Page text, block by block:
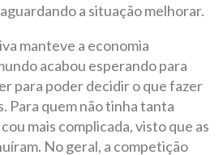
a situação melhorar.
manteve a economia
acabou esperando para
para poder decidir o que fazer
Para quem não tinha tanta
mais complicada, visto que as
No geral, a competição